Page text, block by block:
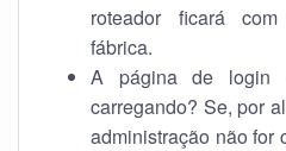
roteador ficará
fábrica.
A página de login
carregando? Se, por
administração não for